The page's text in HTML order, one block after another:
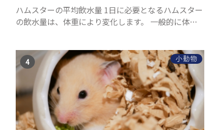
ハムスターの平均飲水量 1日に必要となるハムスター
の飲水量は、体重により変化します。 一般的に体重
15c...
小動物